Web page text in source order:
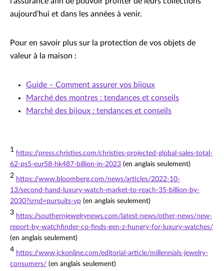
aujourd’hui et dans les années à venir.
Pour en savoir plus sur la protection de vos objets de
valeur à la maison :
Guide – Comment assurer vos bijoux
Marché des montres : tendances et conseils
Marché des bijoux : tendances et conseils
1
https://press.christies.com/christies-projected-global-sales-total-
62-ps5-eur58-hk487-billion-in-2023 (en anglais seulement)
2 https://www.bloomberg.com/news/articles/2022-10-
13/second-hand-luxury-watch-market-to-reach-35-billion-by-
2030?srnd=pursuits-vp (en anglais seulement)
3 https://southernjewelrynews.com/latest-news/other-news/new-
report-by-watchfinder-co-finds-gen-z-hungry-for-luxury-watches/
(en anglais seulement)
4 https://www.jckonline.com/editorial-article/millennials-jewelry-
consumers/ (en anglais seulement)